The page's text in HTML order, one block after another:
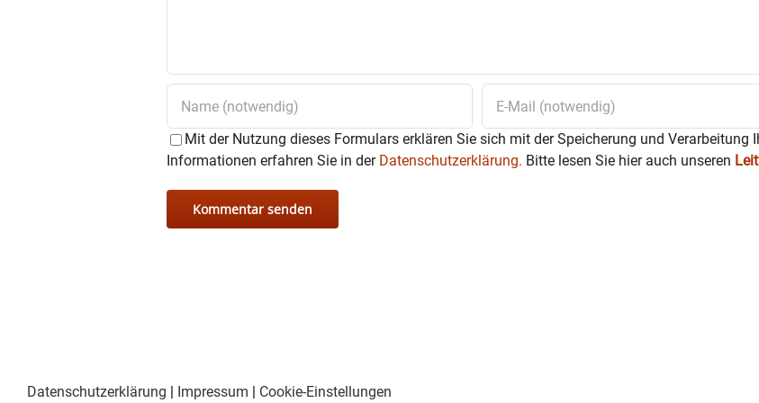
Mit der Nutzung dieses Formulars erklären Sie sich mit der Speicherung und Verarbeitung
Informationen erfahren Sie in der Datenschutzerklärung. Bitte lesen Sie hier auch unseren
Datenschutzerklärung | Impressum | Cookie-Einstellungen